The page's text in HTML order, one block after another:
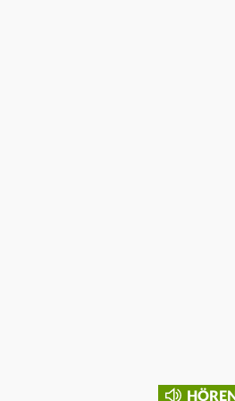
HÖREN